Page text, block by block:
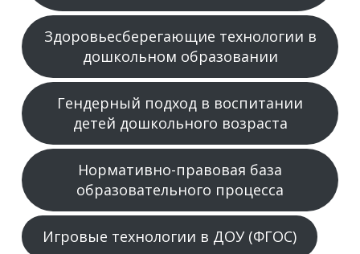
Здоровьесберегающие технологии в
дошкольном образовании
Гендерный подход в воспитании
детей дошкольного возраста
Нормативно-правовая база
образовательного процесса
Игровые технологии в ДОУ (ФГОС)